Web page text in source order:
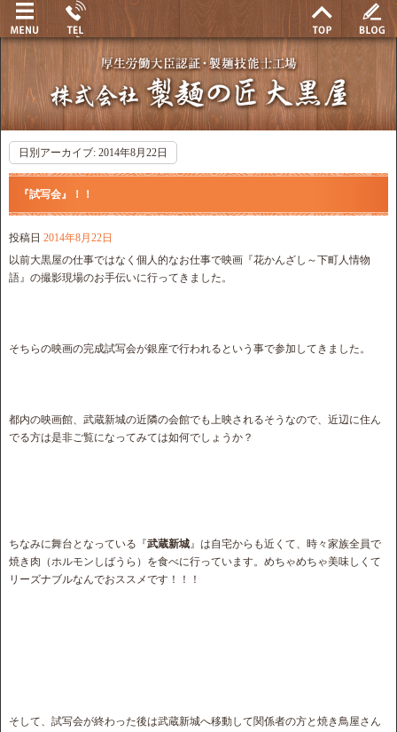
日別アーカイブ: 2014年8月22日
『試写会』！！
投稿日 2014年8月22日
以前大黒屋の仕事ではなく個人的なお仕事で映画『花かんざし～下町人情物
語』の撮影現場のお手伝いに行ってきました。
そちらの映画の完成試写会が銀座で行われるという事で参加してきました。
都内の映画館、武蔵新城の近隣の会館でも上映されるそうなので、近辺に住ん
でる方は是非ご覧になってみては如何でしょうか？
ちなみに舞台となっている『武蔵新城』は自宅からも近くて、時々家族全員で
焼き肉（ホルモンしばうら）を食べに行っています。めちゃめちゃ美味しくて
リーズナブルなんでおススメです！！！
そして、試写会が終わった後は武蔵新城へ移動して関係者の方と焼き鳥屋さん